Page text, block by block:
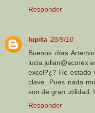
Responder
lupita 28/9/10
Buenos días
excel?¿? He estado
clave. Pues nada
son de gran utilidad.
Responder